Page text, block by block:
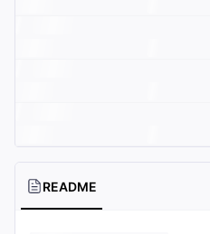
README